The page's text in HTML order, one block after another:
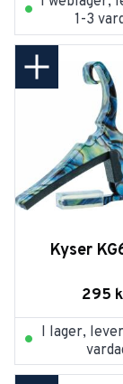
1-3
Kyser
295
I lager,